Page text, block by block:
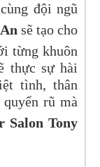
đội ngũ
sẽ tạo cho
từng khuôn
thực sự hài
tình, thân
rũ mà
Salon Tony